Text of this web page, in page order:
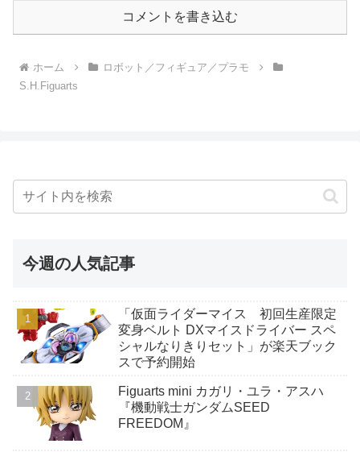
コメントを書き込む
ホーム
ロボット／フィギュア／プラモ
S.H.Figuarts
今週の人気記事
「仮面ライダーマイス 初回生産限定
変身ベルト DXマイスドライバー スペ
シャルなりきりセット」が楽天ブック
スで予約開始
Figuarts mini カガリ・ユラ・アスハ
『機動戦士ガンダムSEED
FREEDOM』